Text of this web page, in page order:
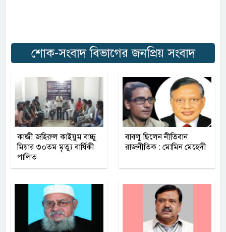
শোক-সংবাদ বিভাগের জনপ্রিয় সংবাদ
কাজী জহিরুল কাইয়ুম বাচ্চু
মিয়ার ৩০তম মৃত্যু বার্ষিকী
পালিত
বাবলু ছিলেন নীতিবান
রাজনীতিক : মোমিন মেহেদী